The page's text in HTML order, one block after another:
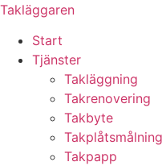
Skip
content
Takläggaren
Start
Tjänster
Takläggning
Takrenovering
Takbyte
Takplåtsmålning
Takpapp